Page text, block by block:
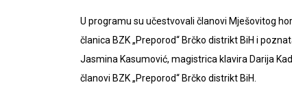
U programu su učestvovali članovi Mješovitog
članica BZK „Preporod“ Brčko distrikt BiH i
Jasmina Kasumović, magistrica klavira Darija
članovi BZK „Preporod“ Brčko distrikt BiH.